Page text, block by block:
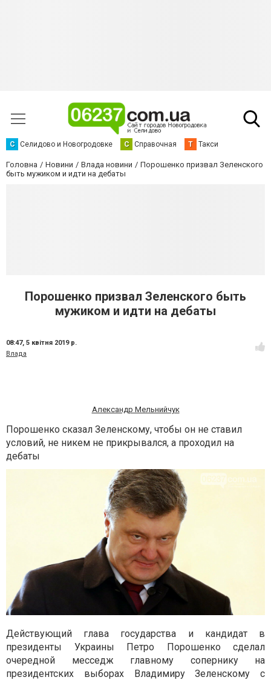
С Селидово и Новогродовке С Справочная Т Такси
Головна Новини Влада новини
Порошенко призвал Зеленского
быть мужиком и идти на дебаты
Порошенко призвал Зеленского быть
мужиком и идти на дебаты
08:47, 5 квітня 2019 р.
Влада
Александр Мельнийчук
Порошенко сказал Зеленскому, чтобы он не ставил
условий, не никем не прикрывался, а проходил на
дебаты
Действующий глава государства и кандидат в
президенты Украины Петро Порошенко сделал
очередной месседж главному сопернику на
президентских выборах Владимиру Зеленскому с